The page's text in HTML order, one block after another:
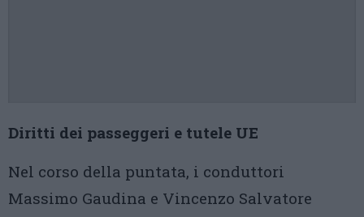
Diritti dei passeggeri e tutele UE
Nel corso della puntata, i conduttori
Massimo Gaudina e Vincenzo Salvatore